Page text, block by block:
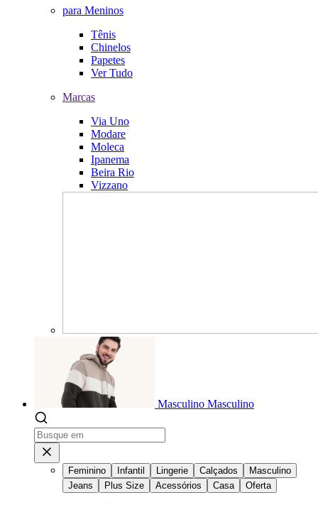
para Meninos
Tênis
Chinelos
Papetes
Ver Tudo
Marcas
Via Uno
Modare
Moleca
Ipanema
Beira Rio
Vizzano
Masculino Masculino
Feminino Infantil Lingerie Calçados
Masculino
Jeans
Plus Size Acessórios Casa Oferta